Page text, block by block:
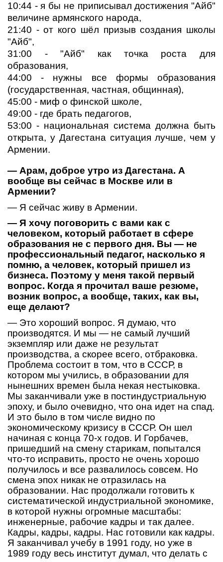
10:44 - я бы не приписывал достижения "Айб"
величине армянского народа,
21:40 - от кого шёл призыв создания школы
"Айб",
31:00 - "Айб" как точка роста для
образования,
44:00 - нужны все формы образования
(государственная, частная, общинная),
45:00 - миф о финской школе,
49:00 - где брать педагогов,
53:00 - национальная система должна быть
открыта, у Дагестана ситуация лучше, чем у
Армении.
— Арам, доброе утро из Дагестана. А
вообще вы сейчас в Москве или в
Армении?
— Я сейчас живу в Армении.
— Я хочу поговорить с вами как с
человеком, который работает в сфере
образования не с первого дня. Вы — не
профессиональный педагог, насколько я
помню, а человек, который пришел из
бизнеса. Поэтому у меня такой первый
вопрос. Когда я прочитал ваше резюме,
возник вопрос, а вообще, таких, как вы,
еще делают?
— Это хороший вопрос. Я думаю, что
производятся. И мы — не самый лучший
экземпляр или даже не результат
производства, а скорее всего, отбраковка.
Проблема состоит в том, что в СССР, в
котором мы учились, в образовании для
нынешних времен была некая нестыковка.
Мы заканчивали уже в постиндустриальную
эпоху, и было очевидно, что она идет на спад.
И это было в том числе видно по
экономическому кризису в СССР. Он шел
начиная с конца 70-х годов. И Горбачев,
пришедший на смену старикам, попытался
что-то исправить, просто не очень хорошо
получилось и все развалилось совсем. Но
смена эпох никак не отразилась на
образовании. Нас продолжали готовить к
систематической индустриальной экономике,
в которой нужны огромные масштабы:
инженерные, рабочие кадры и так далее.
Кадры, кадры, кадры. Нас готовили как кадры.
Я заканчивал учебу в 1991 году, но уже в
1989 году весь институт думал, что делать с